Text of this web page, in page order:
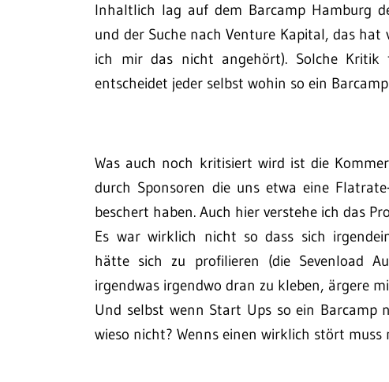
Inhaltlich lag auf dem Barcamp Hamburg
und der Suche nach Venture Kapital, das
ich mir das nicht angehört). Solche Kritik
entscheidet jeder selbst wohin so ein
Was auch noch kritisiert wird ist die
durch Sponsoren die uns etwa eine
beschert haben. Auch hier verstehe ich das
Es war wirklich nicht so dass sich
hätte sich zu profilieren (die Sevenload
irgendwas irgendwo dran zu kleben, ärgere
Und selbst wenn Start Ups so ein Barcamp
wieso nicht? Wenns einen wirklich stört